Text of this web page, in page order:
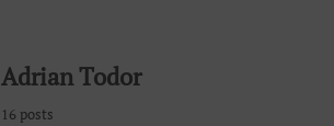
Adrian Todor
16 posts